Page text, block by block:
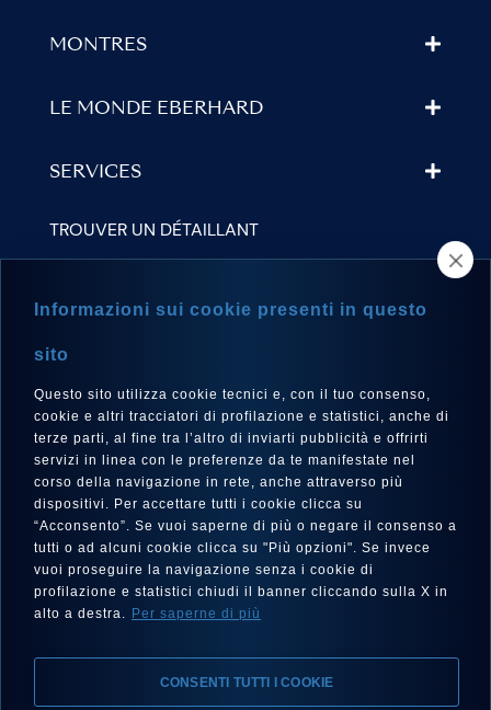
MONTRES
LE MONDE EBERHARD
SERVICES
TROUVER UN DÉTAILLANT
Français
SUIVEZ-NOUS SUR
Mentions Légales, Protection de la Vie Privée, Cookies
Informazioni sui cookie presenti in questo
sito
Questo sito utilizza cookie tecnici e, con il tuo consenso,
cookie e altri tracciatori di profilazione e statistici, anche di
terze parti, al fine tra l’altro di inviarti pubblicità e offrirti
servizi in linea con le preferenze da te manifestate nel
corso della navigazione in rete, anche attraverso più
dispositivi. Per accettare tutti i cookie clicca su
“Acconsento”. Se vuoi saperne di più o negare il consenso a
tutti o ad alcuni cookie clicca su "Più opzioni". Se invece
vuoi proseguire la navigazione senza i cookie di
profilazione e statistici chiudi il banner cliccando sulla X in
alto a destra. Per saperne di più
CONSENTI TUTTI I COOKIE